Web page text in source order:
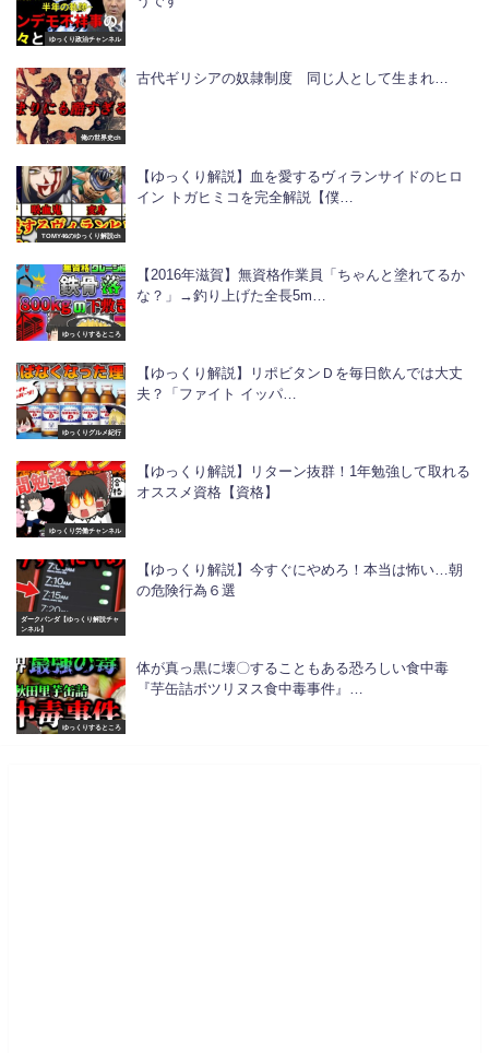
ゆっくり政治チャンネル
俺の世界史ch
古代ギリシアの奴隷制度 同じ人として生まれ…
TOMY46のゆっくり解説ch
【ゆっくり解説】血を愛するヴィランサイドのヒロ
イン トガヒミコを完全解説【僕…
ゆっくりするところ
【2016年滋賀】無資格作業員「ちゃんと塗れてるか
な？」→釣り上げた全長5m…
ゆっくりグルメ紀行
【ゆっくり解説】リポビタンＤを毎日飲んでは大丈
夫？「ファイト イッパ…
ゆっくり労働チャンネル
【ゆっくり解説】リターン抜群！1年勉強して取れる
オススメ資格【資格】
ダークパンダ【ゆっくり解説チャ
ンネル】
【ゆっくり解説】今すぐにやめろ！本当は怖い…朝
の危険行為６選
ゆっくりするところ
体が真っ黒に壊〇することもある恐ろしい食中毒
『芋缶詰ボツリヌス食中毒事件』…